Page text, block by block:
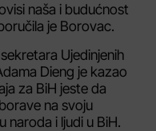
naša i budućnost
je Borovac.
Ujedinjenih
Dieng je kazao
za BiH jeste da
na svoju
naroda i ljudi u BiH.